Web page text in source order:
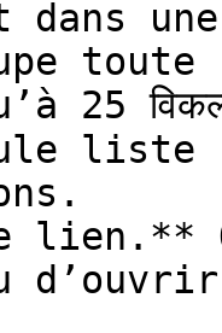
dans
toute
25
liste
lien.**